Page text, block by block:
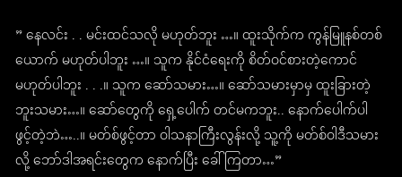
” နေလင်း . . မင်းထင်သလို မဟုတ်ဘူး …။ ထူးသိုက်က ကွန်မြူနစ်တစ်
ယောက် မဟုတ်ပါဘူး …။ သူက နိုင်ငံရေးကို စိတ်ဝင်စားတဲ့ကောင်
မဟုတ်ပါဘူး . . .။ သူက ဆော်သမား…။ ဆော်သမားမှာမှ ထူးခြားတဲ့
ဘူးသမား…။ ဆော်တွေကို ရှေ့ပေါက် တင်မကဘူး.. နောက်ပေါက်ပါ
ဖွင့်တဲ့ဘဲ…..။ မတ်စ်ဖွင့်တာ ဝါသနာကြီးလွန်းလို့ သူ့ကို မတ်စ်ဝါဒီသမား
လို့ ဘော်ဒါအရင်းတွေက နောက်ပြီး ခေါ်ကြတာ…”